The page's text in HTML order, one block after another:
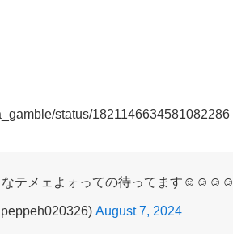
status/1821146634581082286
なテメェよォっての待ってます☺️☺️☺️☺️
August 7, 2024